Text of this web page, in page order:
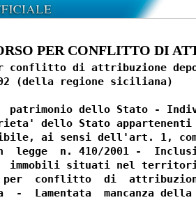
PER CONFLITTO DI
conflitto di attribuzione
(della regione siciliana)
patrimonio dello Stato -
dello Stato
ai sensi dell'art. 1,
legge  n. 410/2001 -
immobili situati nel
conflitto  di
-  Lamentata  mancanza